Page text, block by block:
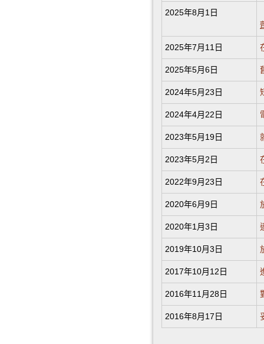
2025年8月1日
2025年7月11日
2025年5月6日
2024年5月23日
2024年4月22日
2023年5月19日
2023年5月2日
2022年9月23日
2020年6月9日
2020年1月3日
2019年10月3日
2017年10月12日
2016年11月28日
2016年8月17日